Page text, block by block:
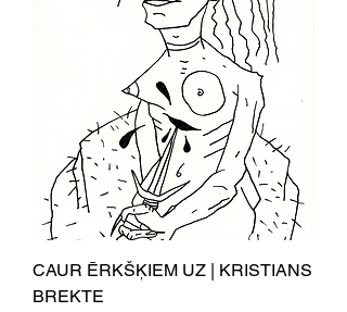
CAUR ĒRKŠĶIEM UZ | KRISTIANS
BREKTE